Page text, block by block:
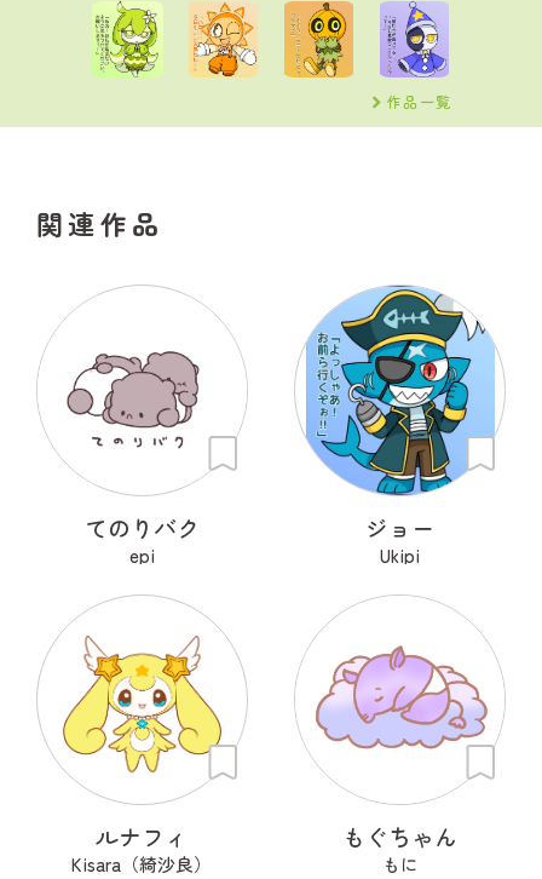
作品一覧
関連作品
てのりバク
epi
ジョー
Ukipi
ルナフィ
Kisara（綺沙良）
もぐちゃん
もに